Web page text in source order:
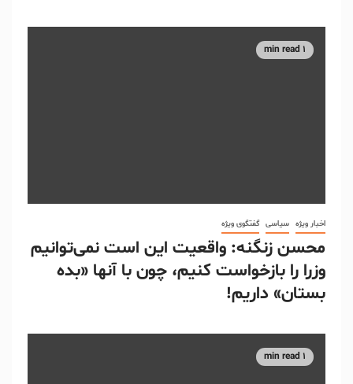
1 min read
اخبار ویژه سیاسی گفتگوی ویژه
محسن زنگنه: واقعیت این است نمی‌توانیم
وزرا را بازخواست کنیم، چون با آنها «بده
بستان» داریم!
1 min read